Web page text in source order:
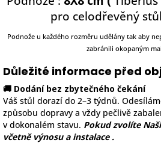
pro celodřevěný
Podnože u každého rozměru udělány tak aby
zabránili okopaným
Důležité informace před
🚚 Dodání bez zbytečného čekání
Váš stůl dorazí do 2–3 týdnů.
způsobu dopravy a vždy pečlivě
v dokonalém stavu. Pokud zvolíte
včetně výnosu a instalace .